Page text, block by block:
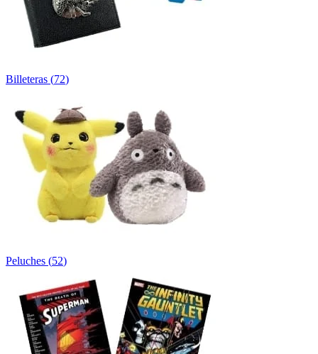
Billeteras (72)
Peluches (52)